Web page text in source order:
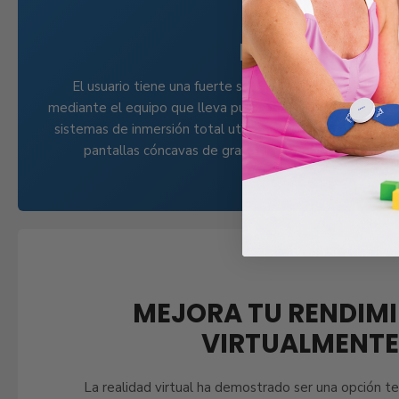
INMERSIVO
El usuario tiene una fuerte sensación de presencia.
mediante el equipo que lleva puesto el usuario o la
sistemas de inmersión total utilizan visores, guantes
pantallas cóncavas de gran tamaño para crear la
MEJORA TU
La realidad virtual ha demostrado ser una opción